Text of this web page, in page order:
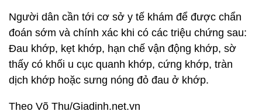
Người dân cần tới cơ sở y tế khám để được chẩn
đoán sớm và chính xác khi có các triệu chứng sau:
Đau khớp, kẹt khớp, hạn chế vận động khớp, sờ
thấy có khối u cục quanh khớp, cứng khớp, tràn
dịch khớp hoặc sưng nóng đỏ đau ở khớp.
Theo Võ Thu/Giadinh.net.vn